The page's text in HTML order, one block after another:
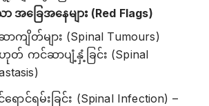
ာ အခြေအနေများ (Red Flags)
ကျိတ်များ (Spinal Tumours)
တ် ကင်ဆာပျံ့နှံ့ခြင်း (Spinal
ရောင်ရမ်းခြင်း (Spinal Infection) –